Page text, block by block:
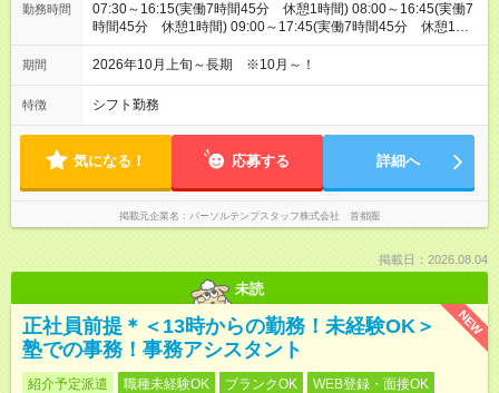
勤務時間
07:30～16:15(実働7時間45分 休憩1時間) 08:00～16:45(実働7
時間45分 休憩1時間) 09:00～17:45(実働7時間45分 休憩1時
間)
期間 2026年10月上旬～長期 ※10月～！
特徴 シフト勤務
気になる！ 応募する 詳細へ
掲載元企業名 パーソルテンプスタッフ株式会社 首都圏
掲載日：2026.08.04
未読
NEW
正社員前提＊＜13時からの勤務！未経験OK＞
塾での事務！事務アシスタント
紹介予定派遣 職種未経験OK ブランクOK WEB登録・面接OK